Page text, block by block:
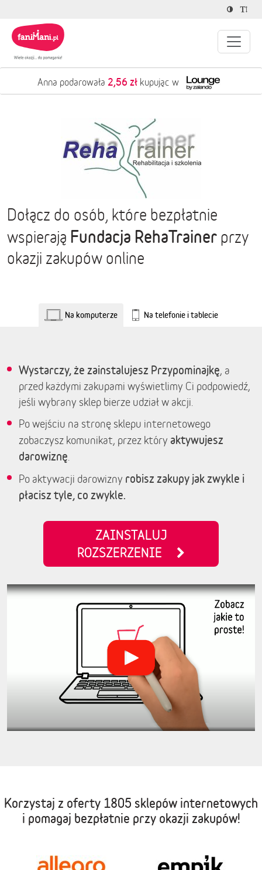
Anna podarowała 2,56 złkupując w
Dołącz do osób, które bezpłatnie
wspierają Fundacja RehaTrainer przy
okazji zakupów online
Na komputerze Na telefonie i tablecie
Wystarczy, że zainstalujesz Przypominajkę, a
przed każdymi zakupami wyświetlimy Ci podpowiedź,
jeśli wybrany sklep bierze udział w akcji.
Po wejściu na stronę sklepu internetowego
zobaczysz komunikat, przez który aktywujesz
darowiznę
Po aktywacji darowizny robisz zakupy jak zwykle i
płacisz tyle, co zwykle.
ZAINSTALUJ
ROZSZERZENIE
Korzystaj z oferty 1805 sklepów internetowych
i pomagaj bezpłatnie przy okazji zakupów!